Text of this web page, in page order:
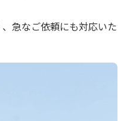
、急なご依頼にも対応いた